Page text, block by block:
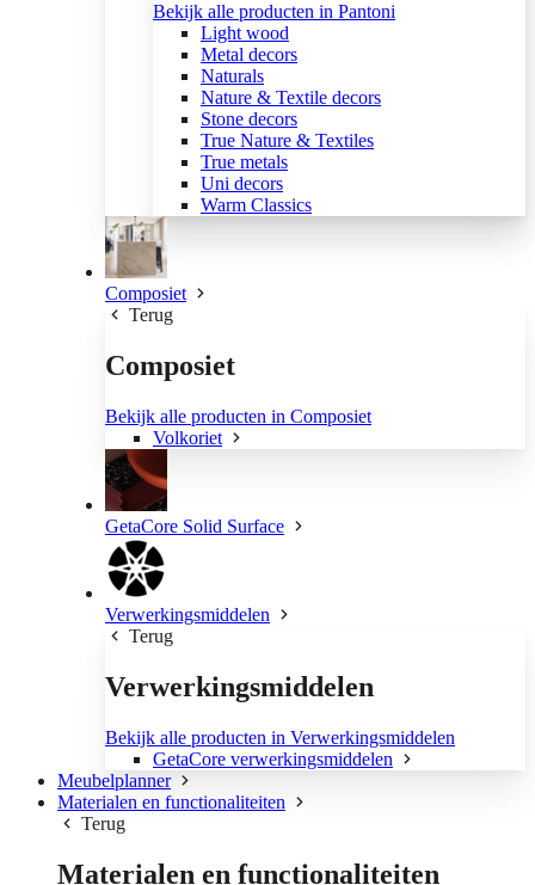
Bekijk alle producten in Pantoni
Light wood
Metal decors
Naturals
Nature & Textile decors
Stone decors
True Nature & Textiles
True metals
Uni decors
Warm Classics
Composiet
Terug
Composiet
Bekijk alle producten in Composiet
Volkoriet
GetaCore Solid Surface
Verwerkingsmiddelen
Terug
Verwerkingsmiddelen
Bekijk alle producten in Verwerkingsmiddelen
GetaCore verwerkingsmiddelen
Meubelplanner
Materialen en functionaliteiten
Terug
Materialen en functionaliteiten